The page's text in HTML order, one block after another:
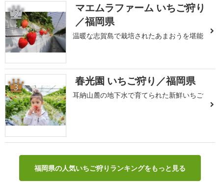
2
マエムラファーム いちご狩り
／福岡県
温暖な志賀島で栽培されたあまおうを堪能
3 春光園 いちご狩り／福岡県
耳納山麓の地下水で育てられた新鮮いちご
福岡県の人気いちご狩りランキングをもっと見る